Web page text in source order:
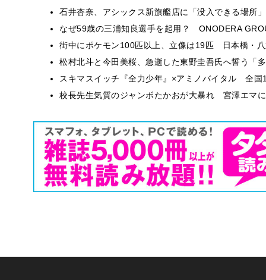
石井杏奈、アシックス新旗艦店に「没入できる場所
なぜ59歳の三浦知良選手を起用？ ONODERA
街中にポケモン100匹以上、立像は19匹 日本橋・
松村北斗と今田美桜、急逝した東野圭吾氏へ誓う「
スキマスイッチ『全力少年』×アミノバイタル 全国
校長先生気質のジャンボたかおが大暴れ 宮澤エマ